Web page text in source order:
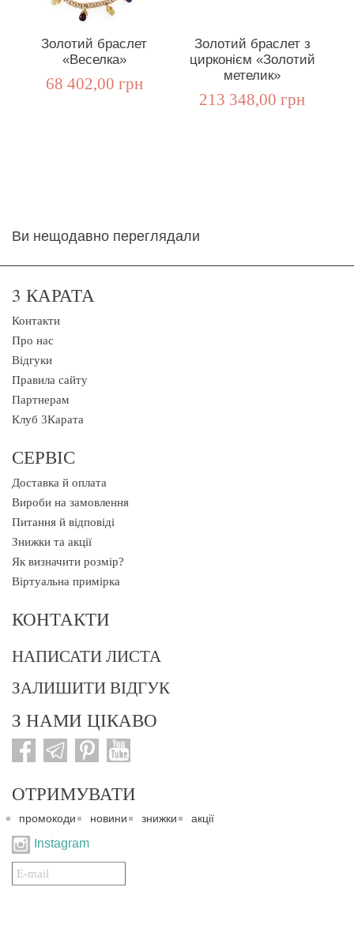
Золотий браслет
«Веселка»
68 402,00 грн
Золотий браслет з
цирконієм «Золотий
метелик»
213 348,00 грн
Ви нещодавно переглядали
3 КАРАТА
Контакти
Про нас
Відгуки
Правила сайту
Партнерам
Клуб 3Карата
СЕРВІС
Доставка й оплата
Вироби на замовлення
Питання й відповіді
Знижки та акції
Як визначити розмір?
Віртуальна примірка
КОНТАКТИ
НАПИСАТИ ЛИСТА
ЗАЛИШИТИ ВІДГУК
З НАМИ ЦІКАВО
ОТРИМУВАТИ
промокоди новини знижки акції
Instagram
Подписаться
на